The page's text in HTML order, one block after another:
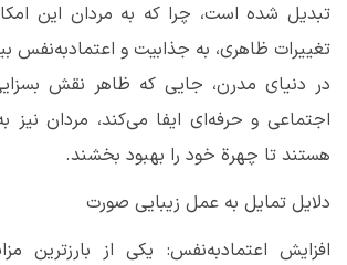
تبدیل شده است، چرا که به مردان این
تغییرات ظاهری، به جذابیت و اعتمادبه‌نفس
در دنیای مدرن، جایی که ظاهر نقش
اجتماعی و حرفه‌ای ایفا می‌کند، مردان نیز
هستند تا چهرة خود را بهبود بخشند.
دلایل تمایل به عمل زیبایی صورت
افزایش اعتمادبه‌نفس: یکی از بارزترین